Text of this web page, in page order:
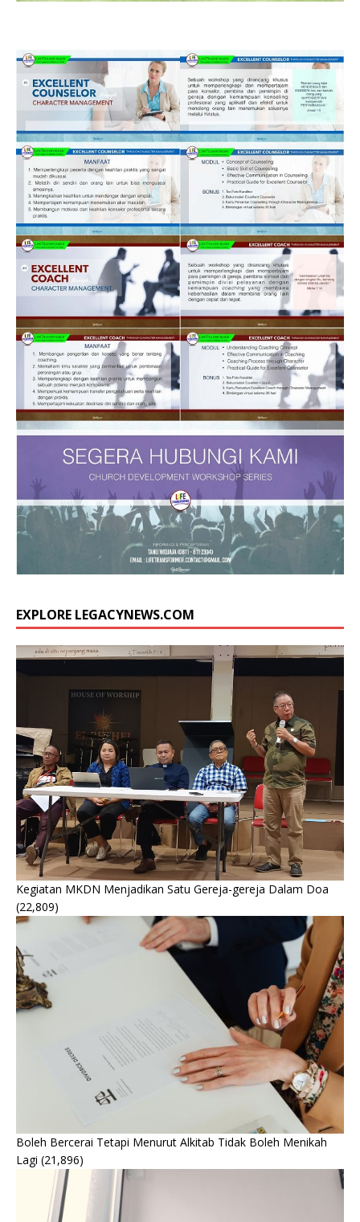
EXPLORE LEGACYNEWS.COM
Kegiatan MKDN Menjadikan Satu Gereja-gereja Dalam Doa
(22,809)
Boleh Bercerai Tetapi Menurut Alkitab Tidak Boleh Menikah
Lagi (21,896)